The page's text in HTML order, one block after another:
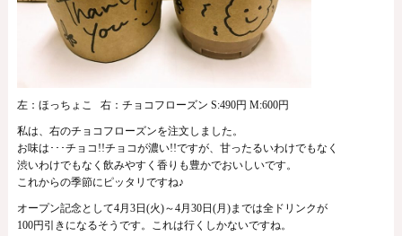
左：ほっちょこ 右：チョコフローズン S:490円 M:600円
私は、右のチョコフローズンを注文しました。
お味は･･･チョコ!!チョコが濃い!!ですが、甘ったるいわけでもなく
渋いわけでもなく飲みやすく香りも豊かでおいしいです。
これからの季節にピッタリですね♪
オープン記念として4月3日(火)～4月30日(月)までは全ドリンクが
100円引きになるそうです。これは行くしかないですね。